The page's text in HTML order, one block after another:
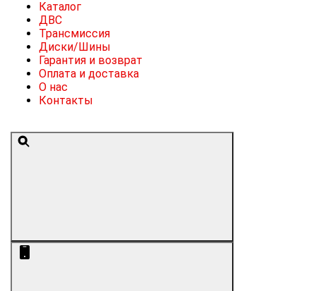
Каталог
ДВС
Трансмиссия
Диски/Шины
Гарантия и возврат
Оплата и доставка
О нас
Контакты